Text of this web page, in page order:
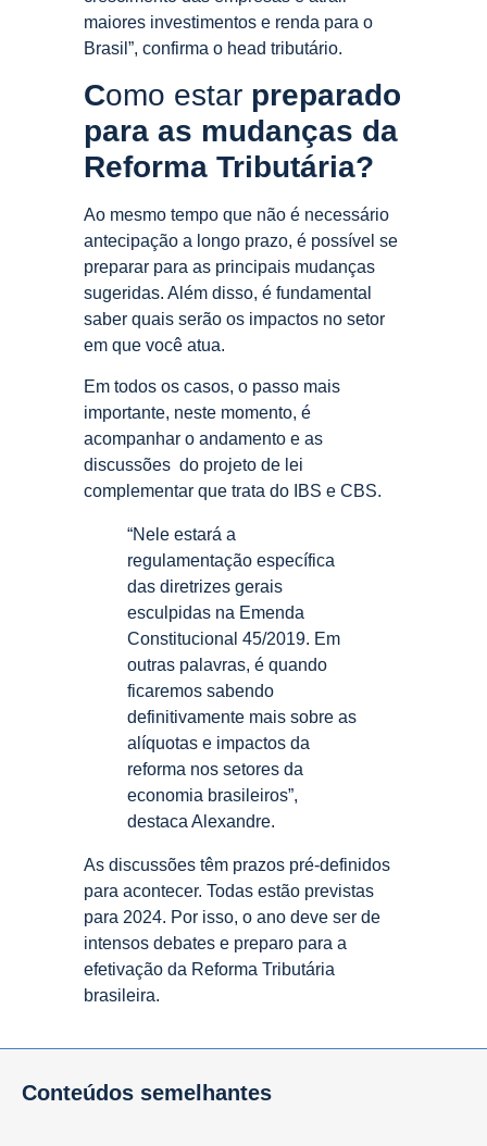
maiores investimentos e renda para o
Brasil”, confirma o head tributário.
Como estar preparado
para as mudanças da
Reforma Tributária?
Ao mesmo tempo que não é necessário
antecipação a longo prazo, é possível se
preparar para as principais mudanças
sugeridas. Além disso, é fundamental
saber quais serão os impactos no setor
em que você atua.
Em todos os casos, o passo mais
importante, neste momento, é
acompanhar o andamento e as
discussões do projeto de lei
complementar que trata do IBS e CBS.
“Nele estará a
regulamentação específica
das diretrizes gerais
esculpidas na Emenda
Constitucional 45/2019. Em
outras palavras, é quando
ficaremos sabendo
definitivamente mais sobre as
alíquotas e impactos da
reforma nos setores da
economia brasileiros”,
destaca Alexandre.
As discussões têm prazos pré-definidos
para acontecer. Todas estão previstas
para 2024. Por isso, o ano deve ser de
intensos debates e preparo para a
efetivação da Reforma Tributária
brasileira.
Conteúdos semelhantes